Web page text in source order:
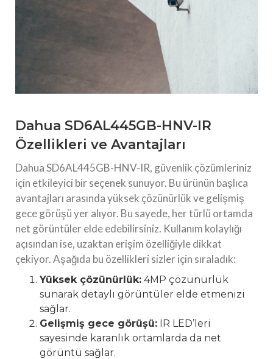
Dahua SD6AL445GB-HNV-IR
Özellikleri ve Avantajları
Dahua SD6AL445GB-HNV-IR, güvenlik çözümleriniz
için etkileyici bir seçenek sunuyor. Bu ürünün başlıca
avantajları arasında yüksek çözünürlük ve gelişmiş
gece görüşü yer alıyor. Bu sayede, her türlü ortamda
net görüntüler elde edebilirsiniz. Kullanım kolaylığı
açısından ise, uzaktan erişim özelliğiyle dikkat
çekiyor. Aşağıda bu özellikleri sizler için sıraladık:
Yüksek çözünürlük: 4MP çözünürlük
sunarak detaylı görüntüler elde etmenizi
sağlar.
Gelişmiş gece görüşü: IR LED’leri
sayesinde karanlık ortamlarda da net
görüntü sağlar.